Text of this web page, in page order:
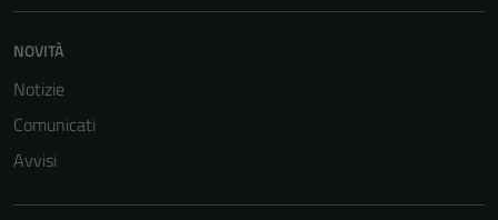
NOVITÀ
Notizie
Comunicati
Avvisi
sono necessari